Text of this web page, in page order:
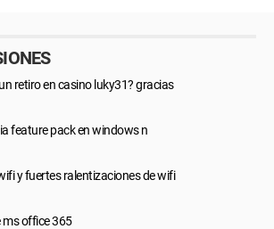
retiro en casino luky31? gracias
feature pack en windows n
y fuertes ralentizaciones de wifi
ms office 365